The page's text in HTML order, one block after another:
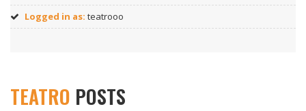
Logged in as: teatrooo
TEATRO POSTS